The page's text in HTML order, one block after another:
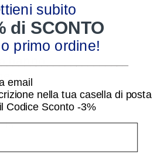
acquistato
subito
di SCONTO
primo ordine!
email
nella tua casella di posta
Codice Sconto -3%
Email per ricevere uno